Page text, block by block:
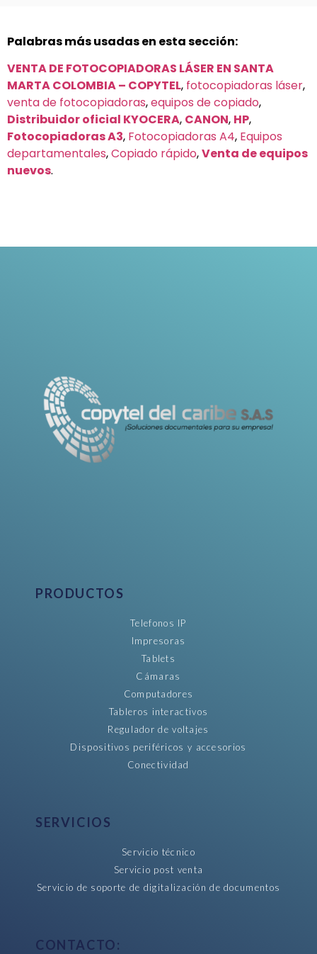
Palabras más usadas en esta sección:
VENTA DE FOTOCOPIADORAS LÁSER EN SANTA
MARTA COLOMBIA – COPYTEL, fotocopiadoras láser,
venta de fotocopiadoras,equipos de copiado,
Distribuidor oficial KYOCERA, CANON, HP,
Fotocopiadoras A3, Fotocopiadoras A4, Equipos
departamentales,Copiado rápido,Venta de equipos
nuevos.
PRODUCTOS
Telefonos IP
Impresoras
Tablets
Cámaras
Computadores
Tableros interactivos
Regulador de voltajes
Dispositivos periféricos y accesorios
Conectividad
SERVICIOS
Servicio técnico
Servicio post venta
Servicio de soporte de digitalización de documentos
CONTACTO: